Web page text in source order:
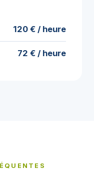
120 € / heure
72 € / heure